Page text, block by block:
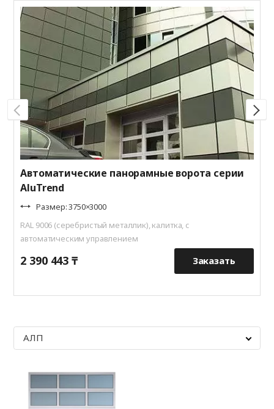
Автоматические панорамные ворота серии
AluTrend
Размер: 3750×3000
RAL 9006 (серебристый металлик), калитка, с
автоматическим управлением
2 390 443 ₸ Заказать
АЛП